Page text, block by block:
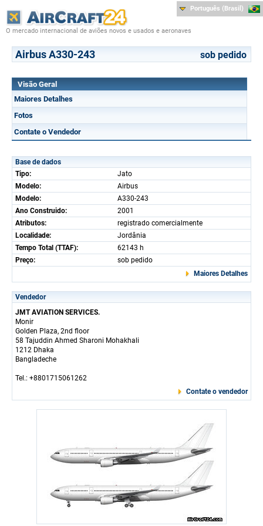
O mercado internacional de aviões novos e usados e aeronaves
Português (Brasil)
Airbus A330-243 sob pedido
Visão Geral
Maiores Detalhes
Fotos
Contate o Vendedor
Base de dados
Tipo:
Jato
Modelo:
Airbus
Modelo:
A330-243
Ano Construido:
2001
Atributos:
registrado comercialmente
Localidade:
Jordânia
Tempo Total (TTAF):
62143 h
Preço:
sob pedido
Maiores Detalhes
Vendedor
JMT AVIATION SERVICES.
Monir
Golden Plaza, 2nd floor
58 Tajuddin Ahmed Sharoni Mohakhali
1212 Dhaka
Bangladeche
Tel.: +8801715061262
Contate o vendedor